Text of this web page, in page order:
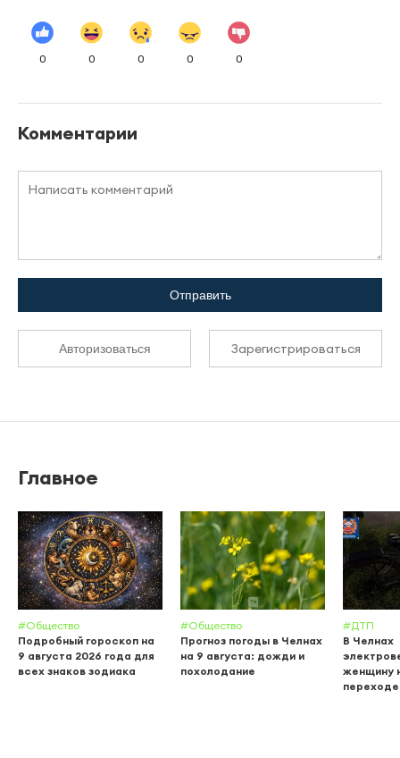
0 0 0 0 0
Комментарии
Отправить
Авторизоваться Зарегистрироваться
Главное
#Общество
Подробный гороскоп на
9 августа 2026 года для
всех знаков зодиака
#Общество
Прогноз погоды в Челнах
на 9 августа: дожди и
похолодание
#ДТП
В Челнах
женщину
переходе